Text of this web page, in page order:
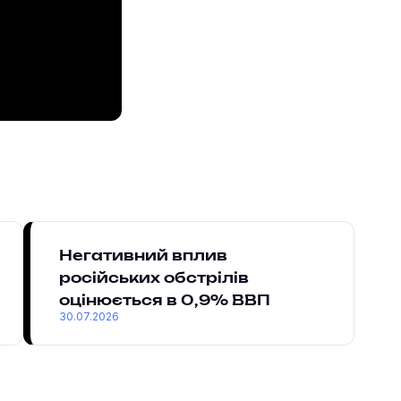
Негативний вплив
російських обстрілів
оцінюється в 0,9% ВВП
30.07.2026